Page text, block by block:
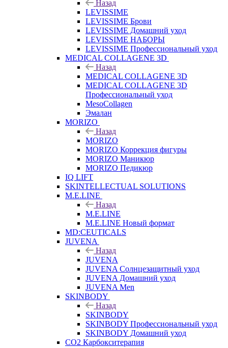
Назад
LEVISSIME
LEVISSIME Брови
LEVISSIME Домашний уход
LEVISSIME НАБОРЫ
LEVISSIME Профессиональный уход
MEDICAL COLLAGENE 3D
Назад
MEDICAL COLLAGENE 3D
MEDICAL COLLAGENE 3D
Профессиональный уход
MesoCollagen
Эмалан
MORIZO
Назад
MORIZO
MORIZO Коррекция фигуры
MORIZO Маникюр
MORIZO Педикюр
IQ LIFT
SKINTELLECTUAL SOLUTIONS
M.E.LINE
Назад
M.E.LINE
M.E.LINE Новый формат
MD:CEUTICALS
JUVENA
Назад
JUVENA
JUVENA Солнцезащитный уход
JUVENA Домашний уход
JUVENA Men
SKINBODY
Назад
SKINBODY
SKINBODY Профессиональный уход
SKINBODY Домашний уход
CO2 Карбокситерапия